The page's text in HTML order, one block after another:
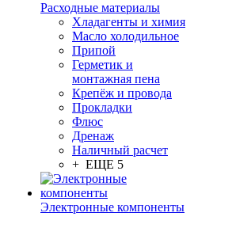
Расходные материалы
Хладагенты и химия
Масло холодильное
Припой
Герметик и
монтажная пена
Крепёж и провода
Прокладки
Флюс
Дренаж
Наличный расчет
+ ЕЩЕ 5
Электронные компоненты